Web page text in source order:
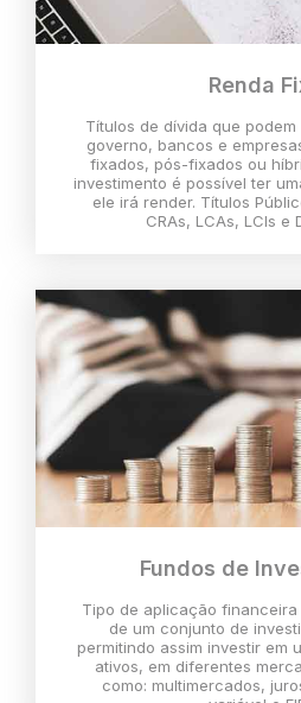
Renda
Títulos de dívida que
governo, bancos e
fixados, pós-fixados ou
investimento é possível ter
ele irá render. Títulos
CRAs, LCAs, LCIs e
Fundos de
Tipo de aplicação
de um conjunto de
permitindo assim investir em
ativos, em diferentes
como: multimercados,